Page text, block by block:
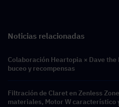
Noticias relacionadas
Colaboración Heartopia × Dave the
buceo y recompensas
Filtración de Claret en Zenless
materiales, Motor W característico